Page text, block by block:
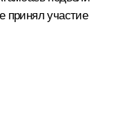
принял участие